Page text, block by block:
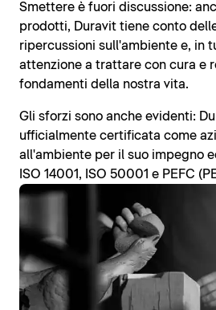
Smettere è fuori discussione:
prodotti, Duravit tiene conto
ripercussioni sull'ambiente e, in
attenzione a trattare con cura e
fondamenti della nostra vita.
Gli sforzi sono anche evidenti:
ufficialmente certificata come
all'ambiente per il suo impegno
ISO 14001, ISO 50001 e PEFC